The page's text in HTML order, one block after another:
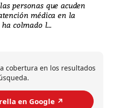
personas que acuden
médica en la
colmado l...
cobertura en los resultados
en Google ↗️